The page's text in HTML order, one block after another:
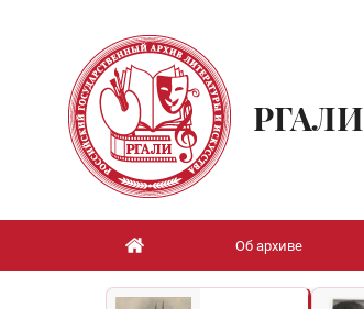
РГАЛИ
Об архиве